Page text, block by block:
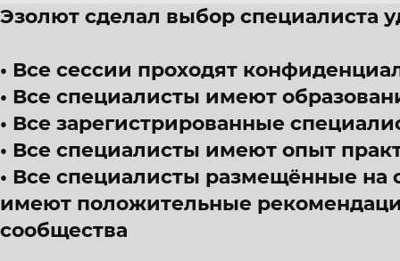
Эзолют сделал выбор специалиста
Все сессии проходят
Все специалисты имеют
Все зарегистрированные
Все специалисты имеют опыт
Все специалисты размещённые на
имеют положительные
сообщества